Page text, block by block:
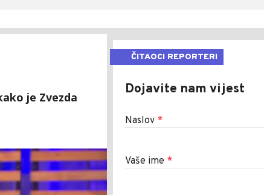
je Zvezda
ČITAOCI REPORTERI
Dojavite nam vijest
Naslov *
Vaše ime *